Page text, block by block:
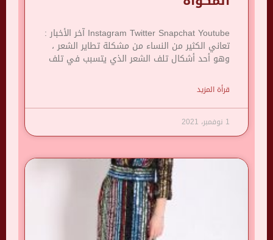
Instagram Twitter Snapchat Youtube آخر الأخبار :
تعاني الكثير من النساء من مشكلة تطاير الشعر ،
وهو أحد أشكال تلف الشعر الذي يتسبب في تلف
قرأة المزيد
1 نوفمبر، 2021